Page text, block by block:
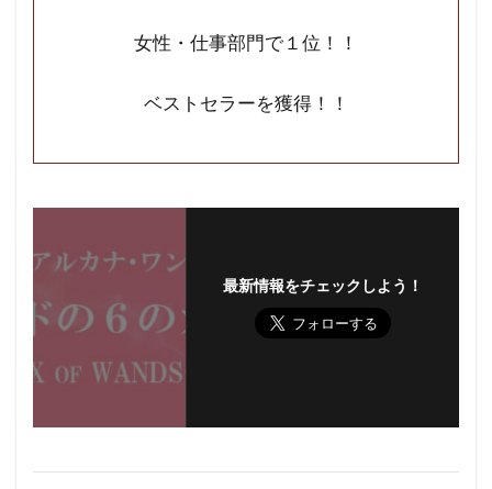
女性・仕事部門で１位！！
ベストセラーを獲得！！
最新情報をチェックしよう！